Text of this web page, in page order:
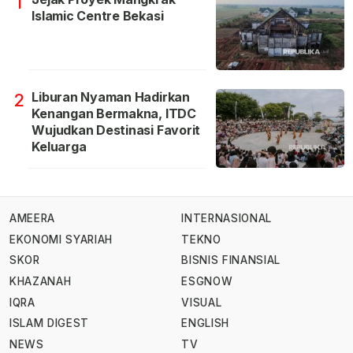
Islamic Centre Bekasi
2 Liburan Nyaman Hadirkan
Kenangan Bermakna, ITDC
Wujudkan Destinasi Favorit
Keluarga
AMEERA
EKONOMI SYARIAH
SKOR
KHAZANAH
IQRA
ISLAM DIGEST
NEWS
INTERNASIONAL
TEKNO
BISNIS FINANSIAL
ESGNOW
VISUAL
ENGLISH
TV